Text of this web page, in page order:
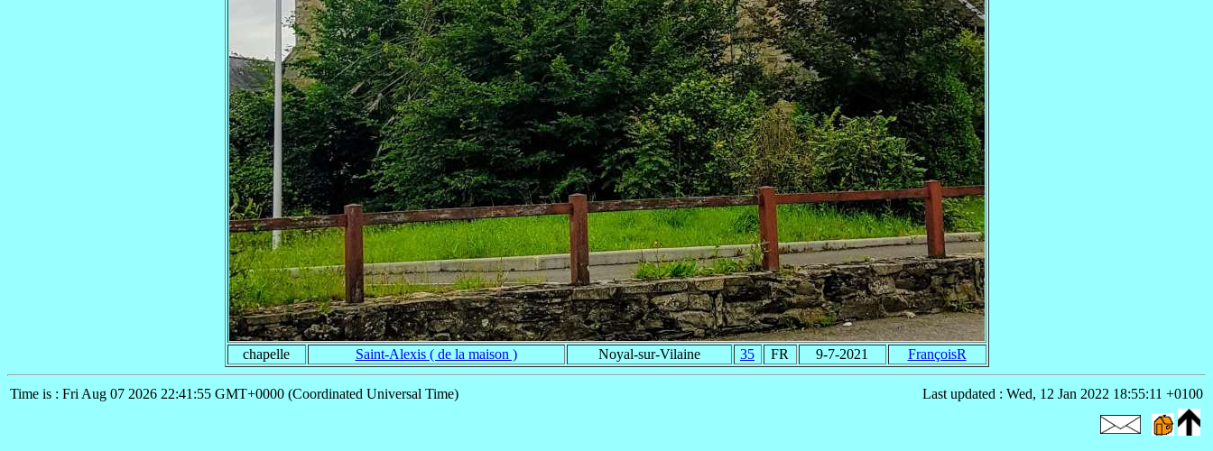
chapelle Saint-Alexis ( de la maison ) Noyal-sur-Vilaine 35 FR 9-7-2021 FrançoisR
Time is : Fri Aug 07 2026 22:41:55 GMT+0000 (Coordinated Universal Time) Last updated : Wed, 12 Jan 2022 18:55:11 +0100